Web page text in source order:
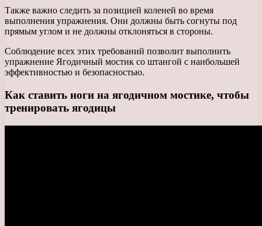
Также важно следить за позицией коленей во время
выполнения упражнения. Они должны быть согнуты под
прямым углом и не должны отклоняться в стороны.
Соблюдение всех этих требований позволит выполнить
упражнение Ягодичный мостик со штангой с наибольшей
эффективностью и безопасностью.
Как ставить ноги на ягодичном мостике, чтобы
тренировать ягодицы